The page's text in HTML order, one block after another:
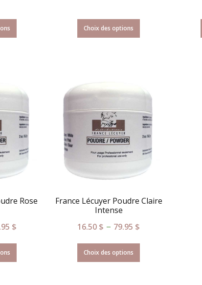
Choix des options
Rose
$
France Lécuyer Poudre Claire
Intense
16.50 $ – 79.95 $
Choix des options